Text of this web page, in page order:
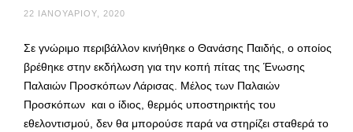
22 ΙΑΝΟΥΑΡΊΟΥ, 2020
Σε γνώριμο περιβάλλον κινήθηκε ο Θανάσης Παιδής, ο οποίος
βρέθηκε στην εκδήλωση για την κοπή πίτας της Ένωσης
Παλαιών Προσκόπων Λάρισας. Μέλος των Παλαιών
Προσκόπων και ο ίδιος, θερμός υποστηρικτής του
εθελοντισμού, δεν θα μπορούσε παρά να στηρίζει σταθερά το